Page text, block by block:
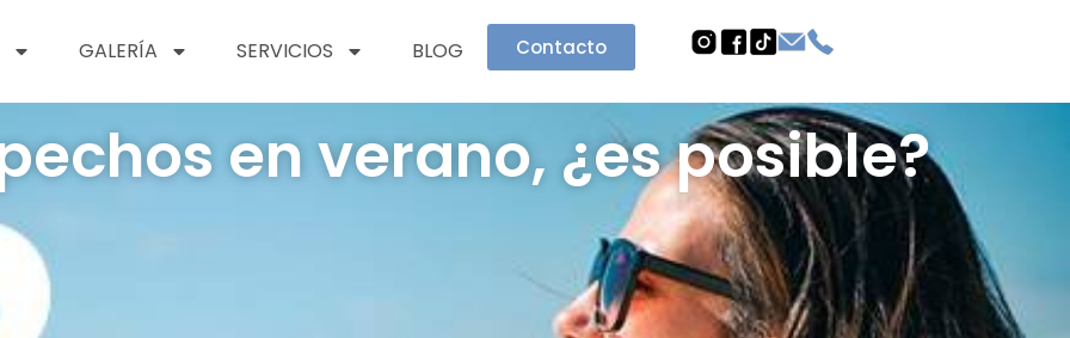
GALERÍA SERVICIOS BLOG Contacto
en verano, ¿es posible?